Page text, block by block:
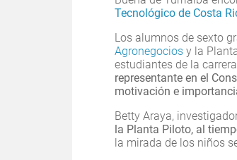
Tecnológico de Costa
Los alumnos de sexto
Agronegocios y la
estudiantes de la
representante en el
motivación e
Betty Araya,
la Planta Piloto, al
la mirada de los niños